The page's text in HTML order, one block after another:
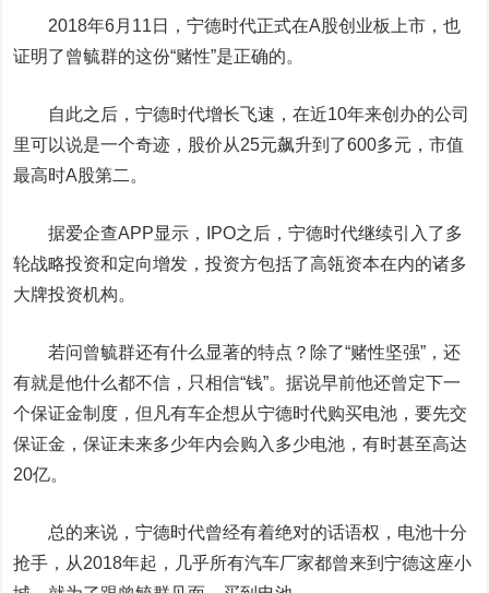
2018年6月11日，宁德时代正式在A股创业板上市，也
证明了曾毓群的这份“赌性”是正确的。
自此之后，宁德时代增长飞速，在近10年来创办的公司
里可以说是一个奇迹，股价从25元飙升到了600多元，市值
最高时A股第二。
据爱企查APP显示，IPO之后，宁德时代继续引入了多
轮战略投资和定向增发，投资方包括了高瓴资本在内的诸多
大牌投资机构。
若问曾毓群还有什么显著的特点？除了“赌性坚强”，还
有就是他什么都不信，只相信“钱”。据说早前他还曾定下一
个保证金制度，但凡有车企想从宁德时代购买电池，要先交
保证金，保证未来多少年内会购入多少电池，有时甚至高达
20亿。
总的来说，宁德时代曾经有着绝对的话语权，电池十分
抢手，从2018年起，几乎所有汽车厂家都曾来到宁德这座小